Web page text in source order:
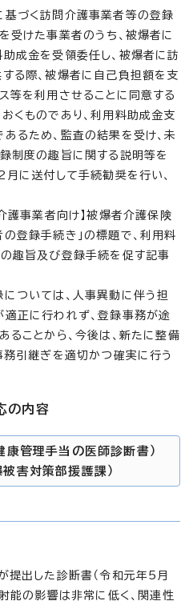
づく訪問介護事業者等の登録
受けた事業者のうち、被爆者に
成金を受領委任し、被爆者に訪
る際、被爆者に自己負担額を支
等を利用させることに同意する
くものであり、利用料助成金支
るため、監査の結果を受け、未
制度の趣旨に関する説明等を
に送付して手続勧奨を行い、
護事業者向け】被爆者介護保険
登録手続き」の標題で、利用料
趣旨及び登録手続を促す記事
ついては、人事異動に伴う担
正に行われず、登録事務が途
ることから、今後は、新たに整備
務引継ぎを適切かつ確実に行う
の内容
管理手当の医師診断書）
被害対策部援護課）
提出した診断書（令和元年5月
能の影響は非常に低く、関連性